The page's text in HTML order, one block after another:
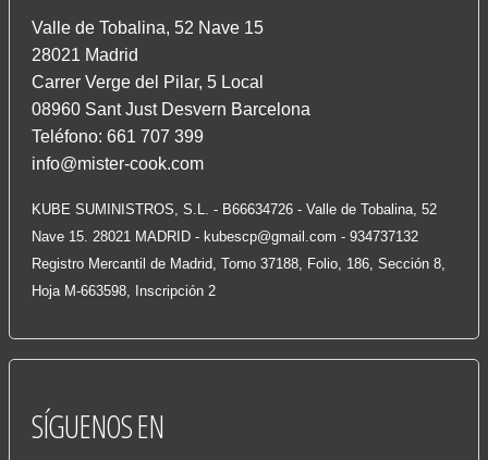
Valle de Tobalina, 52 Nave 15
28021 Madrid
Carrer Verge del Pilar, 5 Local
08960 Sant Just Desvern Barcelona
Teléfono: 661 707 399
info@mister-cook.com
KUBE SUMINISTROS, S.L. - B66634726 - Valle de Tobalina, 52
Nave 15. 28021 MADRID - kubescp@gmail.com - 934737132
Registro Mercantil de Madrid, Tomo 37188, Folio, 186, Sección 8,
Hoja M-663598, Inscripción 2
SÍGUENOSEN